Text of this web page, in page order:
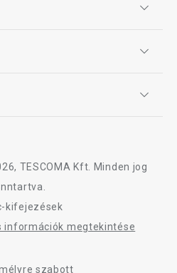
TESCOMA Kft. Minden jog
kifejezések
információk megtekintése
szabott